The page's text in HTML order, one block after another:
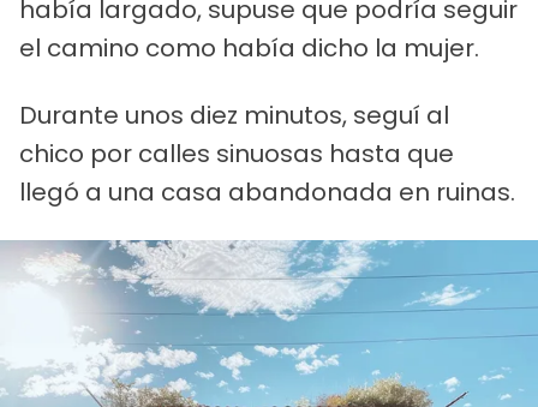
había largado, supuse que podría seguir
el camino como había dicho la mujer.
Durante unos diez minutos, seguí al
chico por calles sinuosas hasta que
llegó a una casa abandonada en ruinas.